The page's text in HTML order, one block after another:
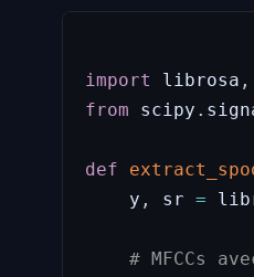
import librosa ,
from scipy .
def
    y
, sr =
# MFCCs